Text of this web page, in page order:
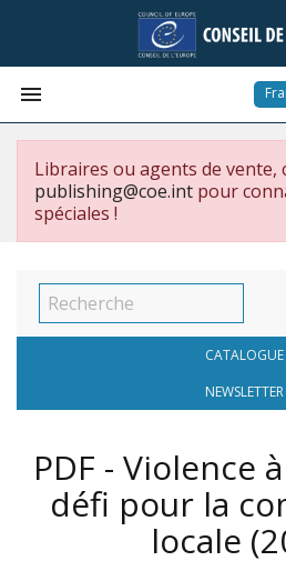

Libraires ou agents de vente,
publishing@coe.int pour
spéciales !
CATALOGUE
NEWSLETTER
PDF - Violence
défi pour la
locale